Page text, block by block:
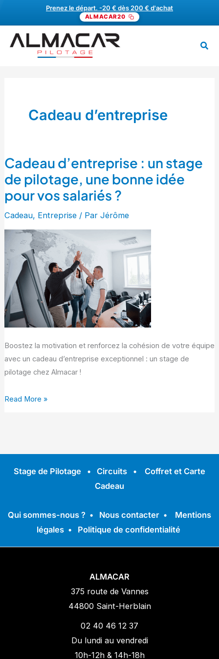
Prenez le départ. -20 € dès 200 € d'achat
ALMACAR20
contenu
Cadeau d’entreprise
Cadeau d’entreprise : un stage
de pilotage, une bonne idée
pour vos salariés ?
Cadeau, Entreprise/ Par Jérôme
Boostez la motivation et renforcez la cohésion de votre équipe
avec un cadeau d’entreprise exceptionnel : un stage de
pilotage chez Almacar !
Cadeau
d’entreprise
un
stage
pilotage,
une
bonne
idée
pour
vos
salariés
Read More »
Stage de Pilotage • Circuits • Coffret et Carte
Cadeau
Qui sommes-nous ? • Nous contacter • Mentions
légales • Politique de confidentialité
ALMACAR
375 route de Vannes
44800 Saint-Herblain
02 40 46 12 37
Du lundi au vendredi
10h-12h & 14h-18h